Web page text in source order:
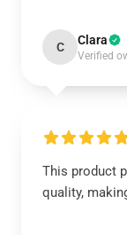
C Clara
Verified
This product
quality,